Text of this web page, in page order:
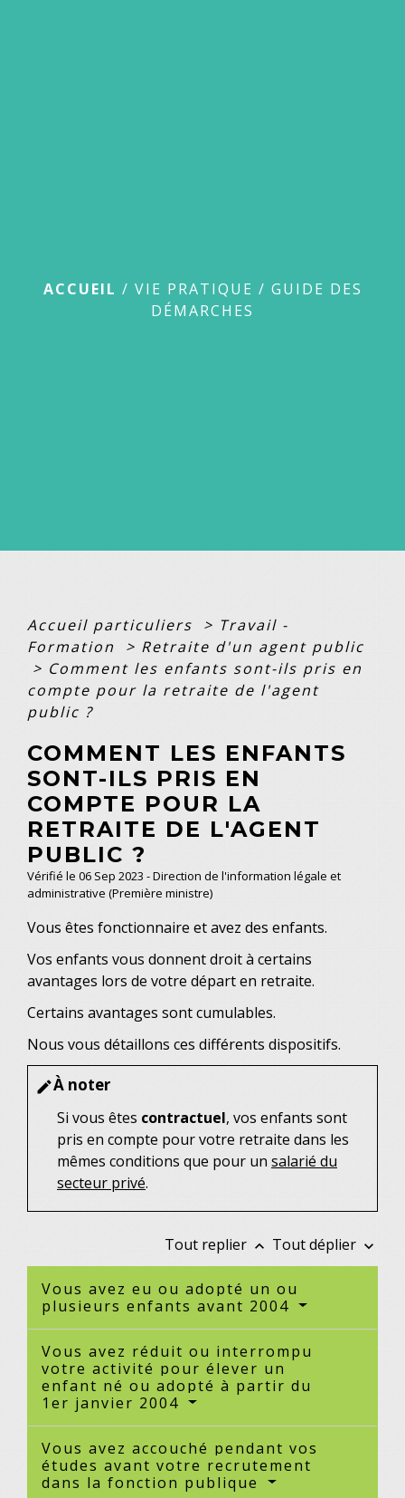
ACCUEIL / VIE PRATIQUE / GUIDE DES
DÉMARCHES
Accueil particuliers > Travail -
Formation
> Retraite d'un agent public
> Comment les enfants sont-ils pris en
compte pour la retraite de l'agent
public ?
COMMENT LES ENFANTS
SONT-ILS PRIS EN
COMPTE POUR LA
RETRAITE DE L'AGENT
PUBLIC ?
Vérifié le 06 Sep 2023 - Direction de l'information légale et
administrative (Première ministre)
Vous êtes fonctionnaire et avez des enfants.
Vos enfants vous donnent droit à certains
avantages lors de votre départ en retraite.
Certains avantages sont cumulables.
Nous vous détaillons ces différents dispositifs.
editÀ noter
Si vous êtes contractuel, vos enfants sont
pris en compte pour votre retraite dans les
mêmes conditions que pour un salarié du
secteur privé.
Tout replier keyboard_arrow_up Tout déplier keyboard_arrow_down
Vous avez eu ou adopté un ou
plusieurs enfants avant 2004
Vous avez réduit ou interrompu
votre activité pour élever un
enfant né ou adopté à partir du
1er janvier 2004
Vous avez accouché pendant vos
études avant votre recrutement
dans la fonction publique